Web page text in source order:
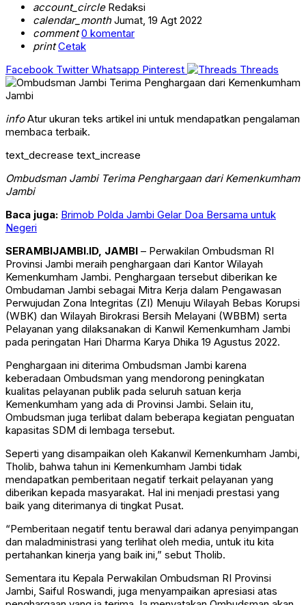
account_circleRedaksi
calendar_monthJumat, 19 Agt 2022
comment 0 komentar
print Cetak
Facebook Twitter Whatsapp Pinterest Threads
infoAtur ukuran teks artikel ini untuk mendapatkan pengalaman
membaca terbaik.
text_decrease text_increase
Ombudsman Jambi Terima Penghargaan dari Kemenkumham
Jambi
Baca juga: Brimob Polda Jambi Gelar Doa Bersama untuk
Negeri
SERAMBIJAMBI.ID, JAMBI – Perwakilan Ombudsman RI
Provinsi Jambi meraih penghargaan dari Kantor Wilayah
Kemenkumham Jambi. Penghargaan tersebut diberikan ke
Ombudaman Jambi sebagai Mitra Kerja dalam Pengawasan
Perwujudan Zona Integritas (ZI) Menuju Wilayah Bebas Korupsi
(WBK) dan Wilayah Birokrasi Bersih Melayani (WBBM) serta
Pelayanan yang dilaksanakan di Kanwil Kemenkumham Jambi
pada peringatan Hari Dharma Karya Dhika 19 Agustus 2022.
Penghargaan ini diterima Ombudsman Jambi karena
keberadaan Ombudsman yang mendorong peningkatan
kualitas pelayanan publik pada seluruh satuan kerja
Kemenkumham yang ada di Provinsi Jambi. Selain itu,
Ombudsman juga terlibat dalam beberapa kegiatan penguatan
kapasitas SDM di lembaga tersebut.
Seperti yang disampaikan oleh Kakanwil Kemenkumham Jambi,
Tholib, bahwa tahun ini Kemenkumham Jambi tidak
mendapatkan pemberitaan negatif terkait pelayanan yang
diberikan kepada masyarakat. Hal ini menjadi prestasi yang
baik yang diterimanya di tingkat Pusat.
“Pemberitaan negatif tentu berawal dari adanya penyimpangan
dan maladministrasi yang terlihat oleh media, untuk itu kita
pertahankan kinerja yang baik ini,” sebut Tholib.
Sementara itu Kepala Perwakilan Ombudsman RI Provinsi
Jambi, Saiful Roswandi, juga menyampaikan apresiasi atas